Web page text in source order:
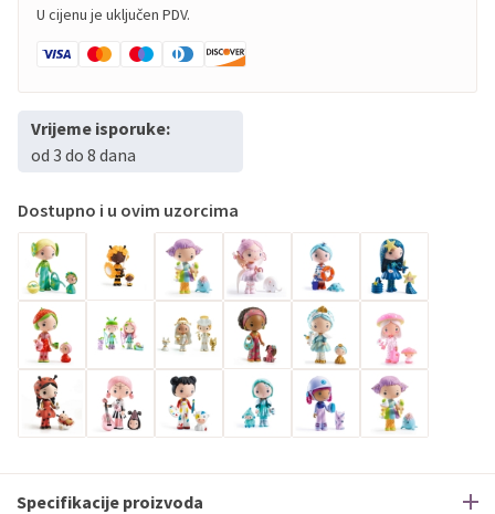
U cijenu je uključen PDV.
Vrijeme isporuke:
od 3 do 8 dana
Dostupno i u ovim uzorcima
Specifikacije proizvoda